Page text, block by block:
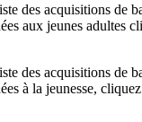
des acquisitions de
aux jeunes adultes
des acquisitions de
à la jeunesse,